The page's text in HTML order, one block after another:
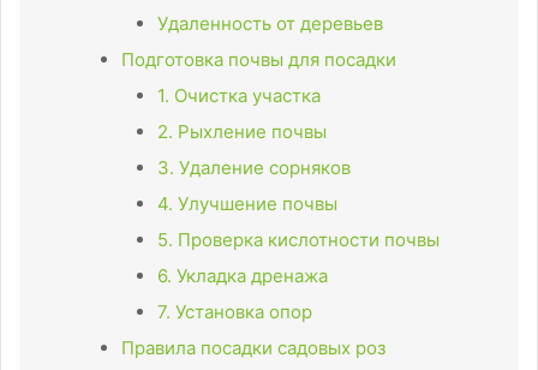
Удаленность от деревьев
Подготовка почвы для посадки
1. Очистка участка
2. Рыхление почвы
3. Удаление сорняков
4. Улучшение почвы
5. Проверка кислотности почвы
6. Укладка дренажа
7. Установка опор
Правила посадки садовых роз